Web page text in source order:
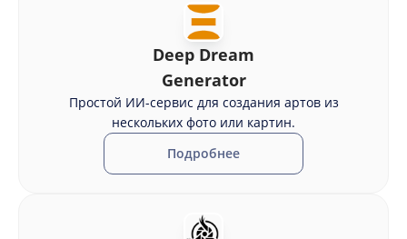
Deep Dream
Generator
Простой ИИ-сервис для создания артов из
нескольких фото или картин.
Подробнее